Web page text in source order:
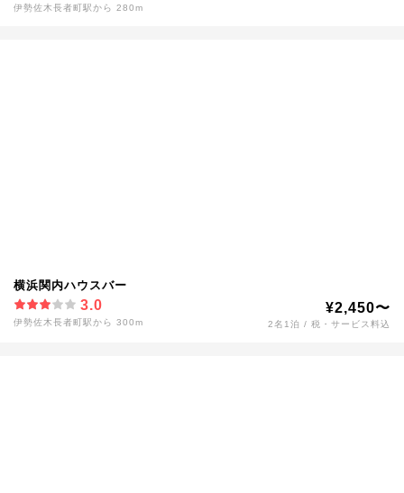
伊勢佐木長者町駅から 280m
横浜関内ハウスバー
3.0
伊勢佐木長者町駅から 300m
¥2,450〜
2名1泊 / 税・サービス料込